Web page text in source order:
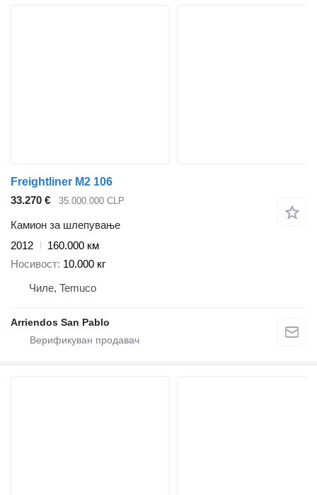
Freightliner M2 106
33.270 €
35.000.000 CLP
Камион за шлепување
2012
160.000 км
Носивост 10.000 кг
Чиле, Temuco
Arriendos San Pablo